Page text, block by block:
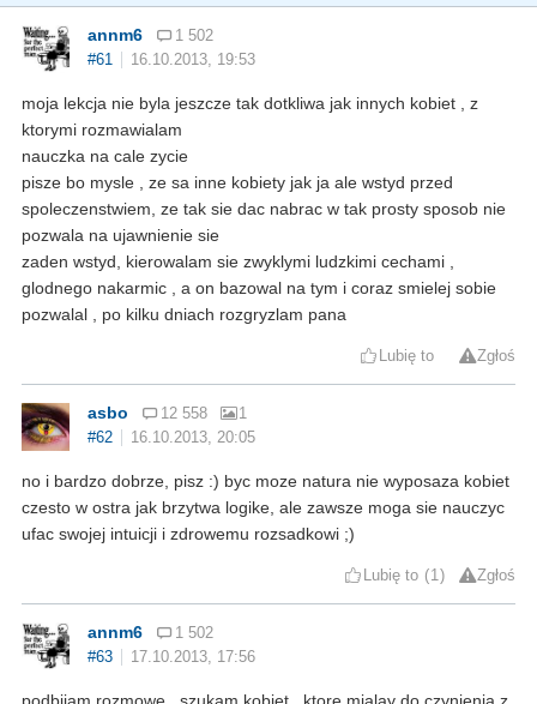
annm6
1 502
#61
16.10.2013, 19:53
moja lekcja nie byla jeszcze tak dotkliwa jak innych kobiet , z
ktorymi rozmawialam
nauczka na cale zycie
pisze bo mysle , ze sa inne kobiety jak ja ale wstyd przed
spoleczenstwiem, ze tak sie dac nabrac w tak prosty sposob nie
pozwala na ujawnienie sie
zaden wstyd, kierowalam sie zwyklymi ludzkimi cechami ,
glodnego nakarmic , a on bazowal na tym i coraz smielej sobie
pozwalal , po kilku dniach rozgryzlam pana
Lubię to Zgłoś
asbo 12 558
1
#62
16.10.2013, 20:05
no i bardzo dobrze, pisz :) byc moze natura nie wyposaza kobiet
czesto w ostra jak brzytwa logike, ale zawsze moga sie nauczyc
ufac swojej intuicji i zdrowemu rozsadkowi ;)
Lubię to 1 Zgłoś
annm6
1 502
#63
17.10.2013, 17:56